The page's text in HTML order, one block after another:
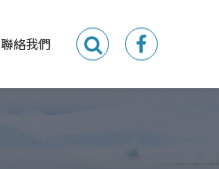
聯絡我們